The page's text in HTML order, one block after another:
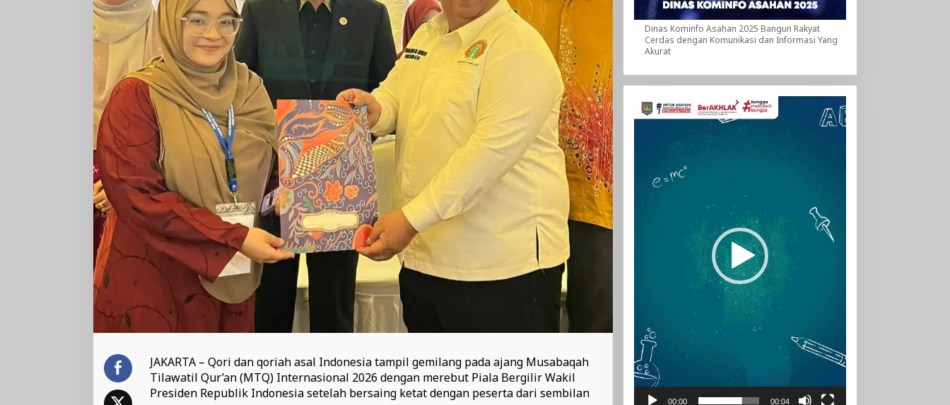
JAKARTA – Qori dan qoriah asal Indonesia tampil gemilang pada ajang Musabaqah
Tilawatil Qur’an (MTQ) Internasional 2026 dengan merebut Piala Bergilir Wakil
Presiden Republik Indonesia setelah bersaing ketat dengan peserta dari sembilan
Dinas Kominfo Asahan 2025 Bangun Rakyat
Cerdas dengan Komunikasi dan Informasi Yang
Akurat
Pemutar
Video
00:00 00:04